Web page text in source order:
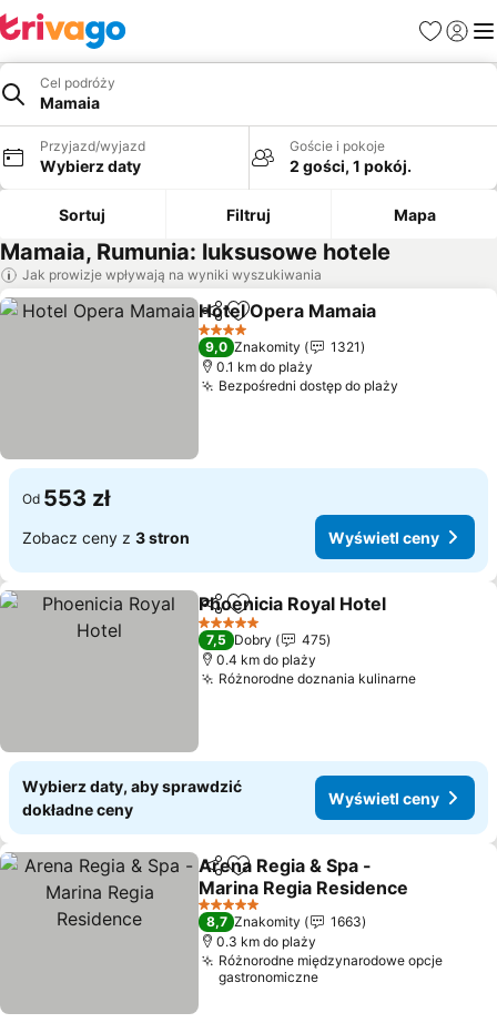
Ulubione
Cel podróży
Mamaia
Przyjazd/wyjazd
Wybierz daty
Goście i pokoje
2 gości, 1 pokój.
Sortuj Filtruj Mapa
Mamaia, Rumunia: luksusowe hotele
Jak prowizje wpływają na wyniki wyszukiwania
Udostępnij
Dodaj do ulubionych
Hotel Opera Mamaia
4 Kategoria
9,0 Znakomity
1321
0.1 km do plaży
Bezpośredni dostęp do plaży
Od 553 zł
Zobacz ceny z 3 stron Wyświetl ceny
Udostępnij
Dodaj do ulubionych
Phoenicia Royal Hotel
5 Kategoria
7,5 Dobry
475
0.4 km do plaży
Różnorodne doznania kulinarne
Wybierz daty, aby sprawdzić
dokładne ceny
Wyświetl ceny
Udostępnij
Dodaj do ulubionych
Arena Regia & Spa -
Marina Regia Residence
5 Kategoria
8,7 Znakomity
1663
0.3 km do plaży
Różnorodne międzynarodowe opcje
gastronomiczne